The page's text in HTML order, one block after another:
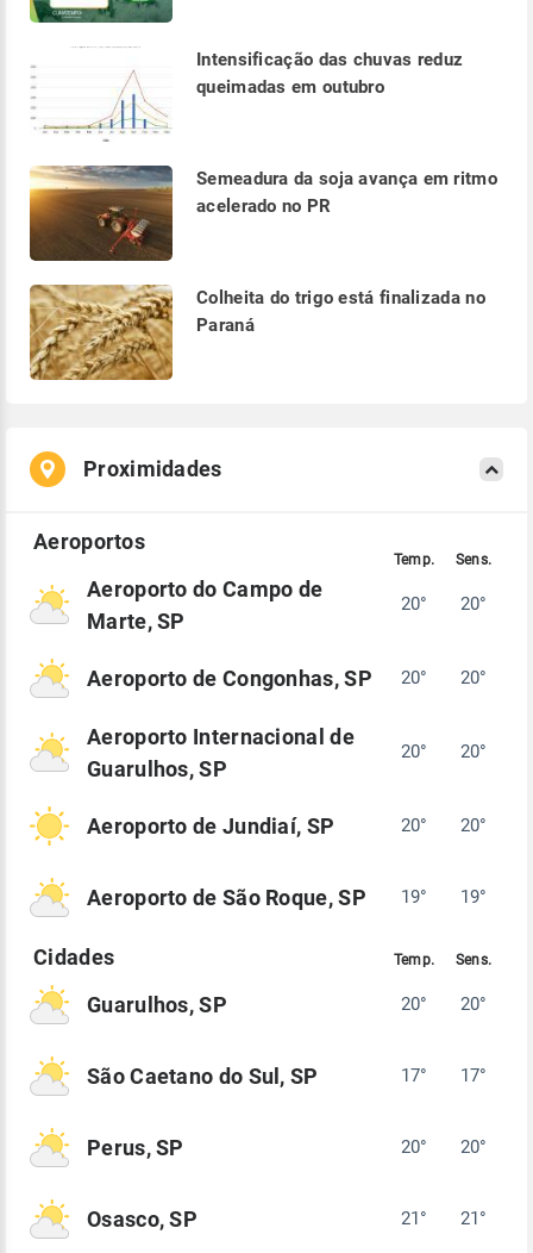
Intensificação das chuvas reduz
queimadas em outubro
Semeadura da soja avança em ritmo
acelerado no PR
Colheita do trigo está finalizada no
Paraná
Proximidades
Aeroporto do Campo de
Marte, SP
20° 20°
Aeroporto de Congonhas, SP 20° 20°
Aeroporto Internacional de
Guarulhos, SP
20° 20°
Aeroporto de Jundiaí, SP 20° 20°
Aeroporto de São Roque, SP 19° 19°
Guarulhos, SP 20° 20°
São Caetano do Sul, SP 17° 17°
Perus, SP 20° 20°
Osasco, SP 21° 21°